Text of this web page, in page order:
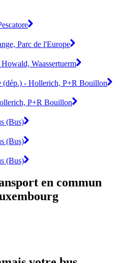
Parc de l'Europe
Waassertuerm
(dép.) - Hollerich, P+R Bouillon
P+R Bouillon
(Bus)
(Bus)
(Bus)
en commun